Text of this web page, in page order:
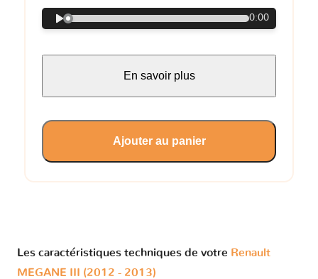
0:00
En savoir plus
Ajouter au panier
Les caractéristiques techniques de votre Renault
MEGANE III (2012 - 2013)